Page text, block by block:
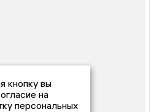
кнопку вы
на
персональных